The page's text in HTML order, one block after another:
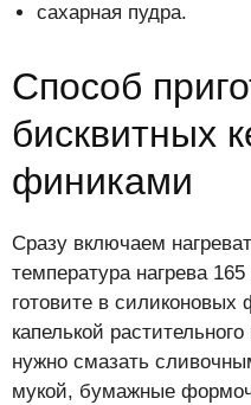
сахарная пудра.
Способ
бисквитных
финиками
Сразу включаем
температура нагрева
готовите в
капелькой
нужно смазать
мукой, бумажные